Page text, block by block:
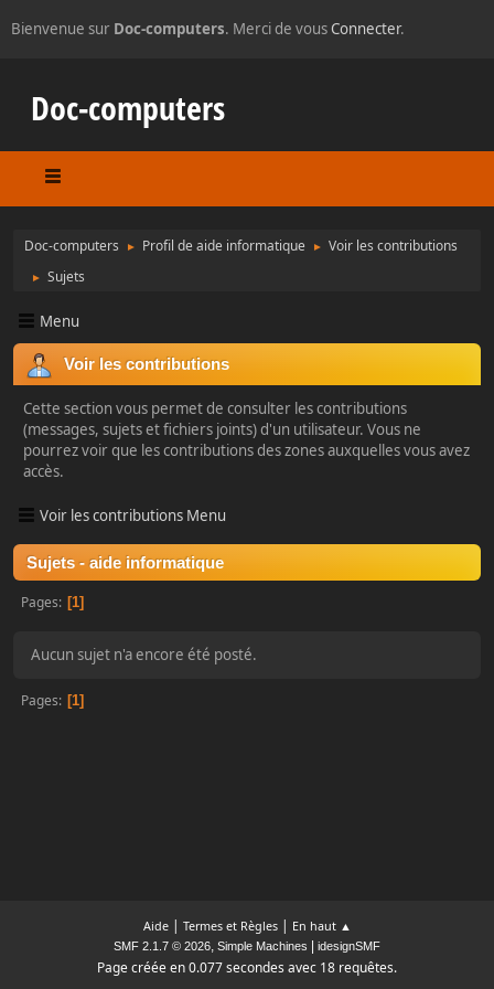
Bienvenue sur Doc-computers. Merci de vousConnecter.
Doc-computers
Doc-computers ► Profil de aide informatique ► Voir les contributions
► Sujets
Menu
Voir les contributions
Cette section vous permet de consulter les contributions
(messages, sujets et fichiers joints) d'un utilisateur. Vous ne
pourrez voir que les contributions des zones auxquelles vous avez
accès.
Voir les contributions Menu
Sujets - aide informatique
Pages 1
Aucun sujet n'a encore été posté.
Pages 1
Aide| Termes et Règles| En haut ▲
SMF 2.1.7 © 2026, Simple Machines idesignSMF
Page créée en 0.077 secondes avec 18 requêtes.